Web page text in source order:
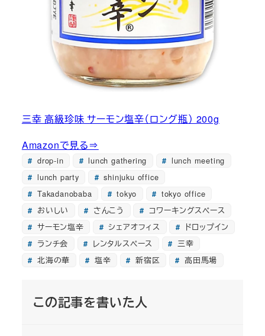
三幸 高級珍味 サーモン塩辛（ロング瓶） 200g
Amazonで見る⇒
drop-in lunch gathering
lunch meeting
lunch party
shinjuku office
Takadanobaba
tokyo
tokyo office
おいしい
さんこう
コワーキングスペース
サーモン塩辛
シェアオフィス
ドロップイン
ランチ会
レンタルスペース
三幸
北海の華
塩辛 新宿区 高田馬場
この記事を書いた人